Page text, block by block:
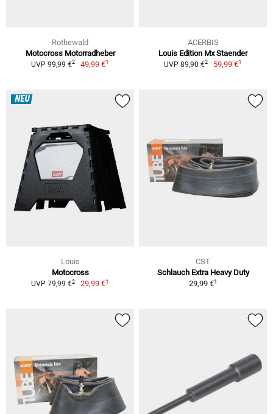
Rothewald
Motocross Motorradheber
UVP 99,99 €2 49,99 €1
ACERBIS
Louis Edition Mx Staender
UVP 89,90 €2 59,99 €1
NEU
Louis
Motocross
UVP 79,99 €2 29,99 €1
CST
Schlauch Extra Heavy Duty
29,99 €1